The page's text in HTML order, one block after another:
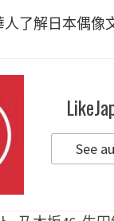
了解日本偶像
See